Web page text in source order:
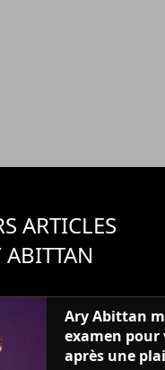
ARTICLES
ABITTAN
Ary Abittan
examen pour
après une